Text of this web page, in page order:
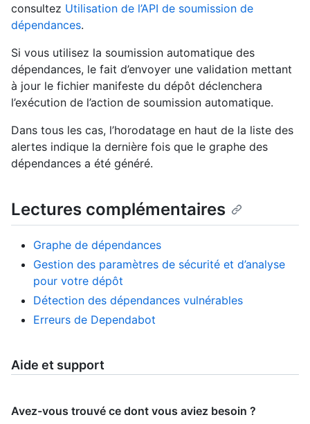
consultez Utilisation de l’API de soumission de
dépendances.
Si vous utilisez la soumission automatique des
dépendances, le fait d’envoyer une validation mettant
à jour le fichier manifeste du dépôt déclenchera
l’exécution de l’action de soumission automatique.
Dans tous les cas, l’horodatage en haut de la liste des
alertes indique la dernière fois que le graphe des
dépendances a été généré.
Lectures complémentaires
Graphe de dépendances
Gestion des paramètres de sécurité et d’analyse
pour votre dépôt
Détection des dépendances vulnérables
Erreurs de Dependabot
Aide et support
Avez-vous trouvé ce dont vous aviez besoin ?